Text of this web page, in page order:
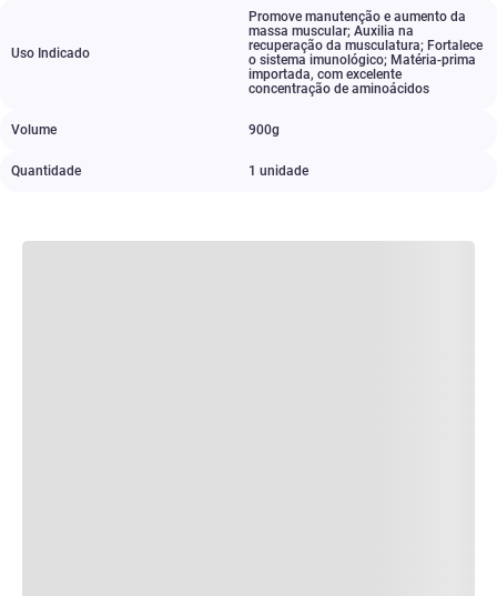
Uso Indicado
Promove manutenção e aumento da
massa muscular; Auxilia na
recuperação da musculatura; Fortalece
o sistema imunológico; Matéria-prima
importada, com excelente
concentração de aminoácidos
Volume 900g
Quantidade 1 unidade